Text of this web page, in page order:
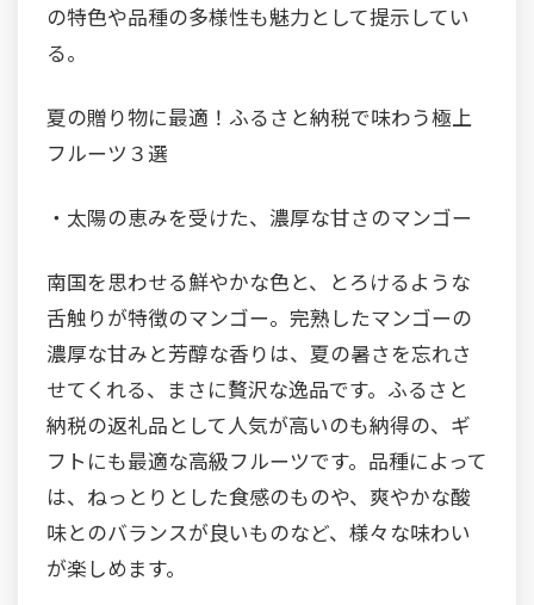
の特色や品種の多様性も魅力として提示してい
る。
夏の贈り物に最適！ふるさと納税で味わう極上
フルーツ３選
・太陽の恵みを受けた、濃厚な甘さのマンゴー
南国を思わせる鮮やかな色と、とろけるような
舌触りが特徴のマンゴー。完熟したマンゴーの
濃厚な甘みと芳醇な香りは、夏の暑さを忘れさ
せてくれる、まさに贅沢な逸品です。ふるさと
納税の返礼品として人気が高いのも納得の、ギ
フトにも最適な高級フルーツです。品種によって
は、ねっとりとした食感のものや、爽やかな酸
味とのバランスが良いものなど、様々な味わい
が楽しめます。